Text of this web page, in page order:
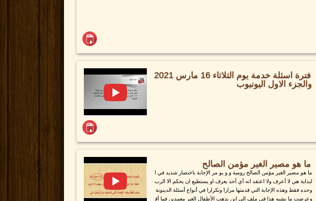
فترة اسئلة خدمة يوم الثلاثاء 16 مارس 2021
والجزء الاول اليوتيوب
ما هو مصير الغير مؤمن الصالح
ما هو مصير الغير مؤمن الصالح رومية و و يو مر الإجابة باختصار شديد في ا
لبداية هي لا أعرف ولا اعتقد انه أي أحد يعرف او يستطيع ان يحكم الا الرب
وحده فقط وهذه الإجابة التي قدمتها مرارا وتكرارا في أنواع أسئلة الدينونة
وعرضت ما يشبه هذا في ملف الى اين يذهب الأطفال الغير معمدين فما أق